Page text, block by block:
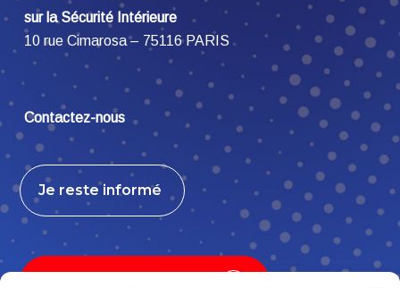
sur la Sécurité Intérieure
10 rue Cimarosa – 75116 PARIS
Contactez-nous
Je reste informé